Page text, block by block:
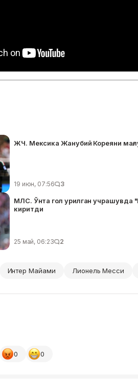
ЖЧ. Мексика Жанубий Кореяни
19 июн, 07:56 3
МЛС. Ўнта гол урилган учрашувда
киритди
25 май, 06:23 2
Интер Майами Лионель Месси
0 0